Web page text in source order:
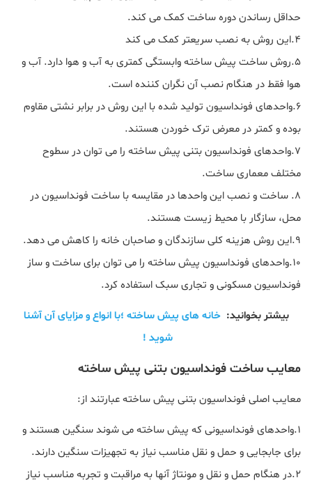
حداقل رساندن دوره ساخت کمک می کند.
۴.این روش به نصب سریعتر کمک می کند
۵.روش ساخت پیش ساخته وابستگی کمتری به آب و هوا دارد. آب و
هوا فقط در هنگام نصب آن نگران کننده است.
۶.واحدهای فونداسیون تولید شده با این روش در برابر نشتی مقاوم
بوده و کمتر در معرض ترک خوردن هستند.
۷.واحدهای فونداسیون بتنی پیش ساخته را می توان در سطوح
مختلف معماری ساخت.
۸. ساخت و نصب این واحدها در مقایسه با ساخت فونداسیون در
محل، سازگار با محیط زیست هستند.
۹.این روش هزینه کلی سازندگان و صاحبان خانه را کاهش می دهد.
۱۰.واحدهای فونداسیون پیش ساخته را می توان برای ساخت و ساز
فونداسیون مسکونی و تجاری سبک استفاده کرد.
بیشتر بخوانید: خانه های پیش ساخته ؛با انواع و مزایای آن آشنا
شوید !
معایب ساخت فونداسیون بتنی پیش ساخته
معایب اصلی فونداسیون بتنی پیش ساخته عبارتند از:
۱.واحدهای فونداسیونی که پیش ساخته می شوند سنگین هستند و
برای جابجایی و حمل و نقل مناسب نیاز به تجهیزات سنگین دارند.
۲.در هنگام حمل و نقل و مونتاژ آنها به مراقبت و تجربه مناسب نیاز